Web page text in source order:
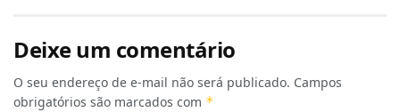
Deixe um comentário
O seu endereço de e-mail não será publicado. Campos
obrigatórios são marcados com *